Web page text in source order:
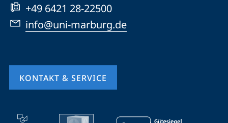
+49 6421 28-22500
info@uni-marburg.de
KONTAKT & SERVICE
Mobile-